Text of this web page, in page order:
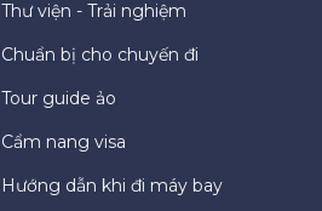
Thư viện - Trải nghiệm
Chuẩn bị cho chuyến đi
Tour guide ảo
Cẩm nang visa
Hướng dẫn khi đi máy bay